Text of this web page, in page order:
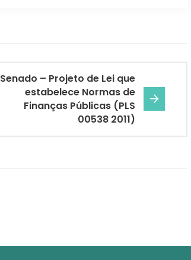
Senado – Projeto de Lei que
estabelece Normas de
Finanças Públicas (PLS
00538 2011)